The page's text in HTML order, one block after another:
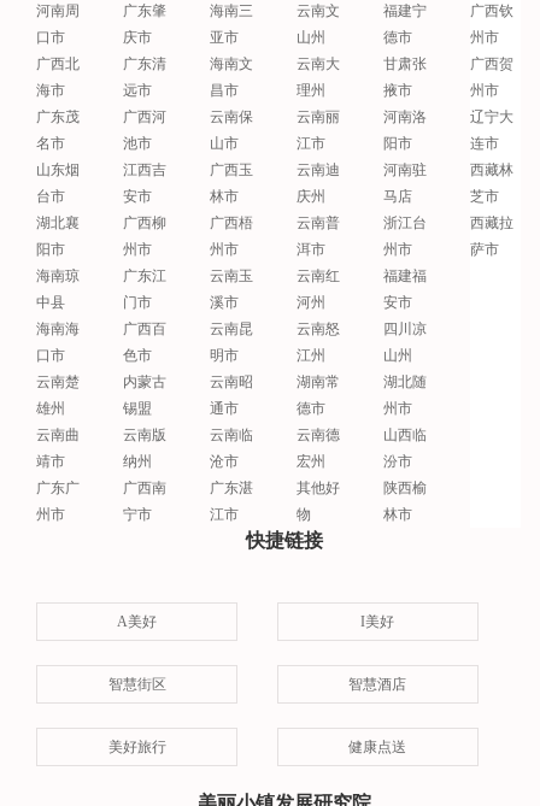
河南周
口市
广西北
海市
广东茂
名市
山东烟
台市
湖北襄
阳市
海南琼
中县
海南海
口市
云南楚
雄州
云南曲
靖市
广东广
州市
广东肇
庆市
广东清
远市
广西河
池市
江西吉
安市
广西柳
州市
广东江
门市
广西百
色市
内蒙古
锡盟
云南版
纳州
广西南
宁市
海南三
亚市
海南文
昌市
云南保
山市
广西玉
林市
广西梧
州市
云南玉
溪市
云南昆
明市
云南昭
通市
云南临
沧市
广东湛
江市
云南文
山州
云南大
理州
云南丽
江市
云南迪
庆州
云南普
洱市
云南红
河州
云南怒
江州
湖南常
德市
云南德
宏州
其他好
物
福建宁
德市
甘肃张
掖市
河南洛
阳市
河南驻
马店
浙江台
州市
福建福
安市
四川凉
山州
湖北随
州市
山西临
汾市
陕西榆
林市
广西钦
州市
广西贺
州市
辽宁大
连市
西藏林
芝市
西藏拉
萨市
快捷链接
A美好 I美好
智慧街区 智慧酒店
美好旅行 健康点送